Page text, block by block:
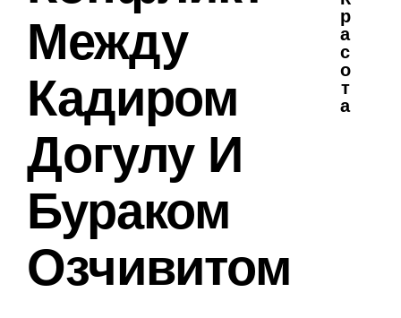
Р
А
С
О
Т
А
Между
Кадиром
Догулу И
Бураком
Озчивитом